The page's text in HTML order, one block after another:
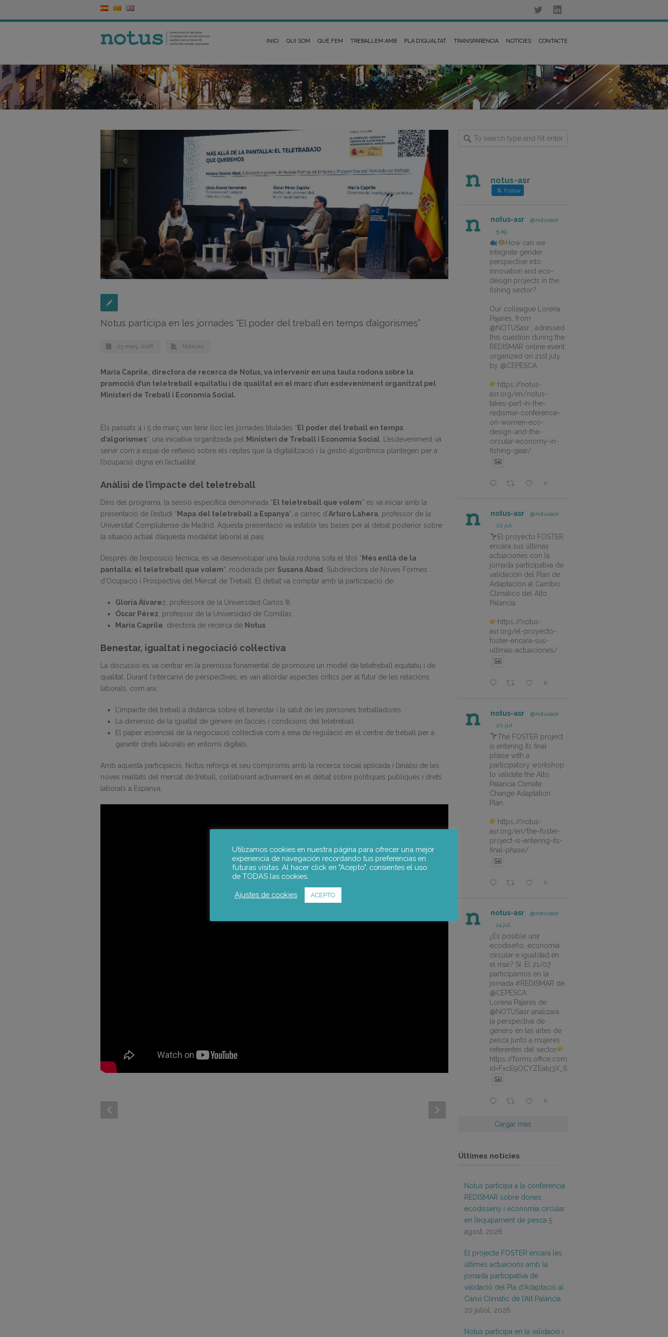
INICI QUI SOM QUÈ FEM TREBALLEM AMB PLA D’IGUALTAT TRANSPARÈNCIA NOTÍCIES CONTACTE
Notus participa en les jornades “El poder del treball en temps d’algorismes”
25 març, 2026 Noticies
Maria Caprile, directora de recerca de Notus, va intervenir en una taula rodona sobre la
promoció d’un teletreball equitatiu i de qualitat en el marc d’un esdeveniment organitzat pel
Ministeri de Treball i Economia Social.
Els passats 4 i 5 de març van tenir lloc les jornades titulades “ El poder del treball en temps
d’algorismes”, una iniciativa organitzada pel Ministeri de Treball i Economia Social . L’esdeveniment va
servir com a espai de reflexió sobre els reptes que la digitalització i la gestió algorítmica plantegen per a
l’ocupació digna en l’actualitat.
Anàlisi de l’impacte del teletreball
Dins del programa, la sessió específica denominada “ El teletreball que volem” es va iniciar amb la
presentació de l’estudi “ Mapa del teletreball a Espanya“, a càrrec d’Arturo Lahera , professor de la
Universitat Complutense de Madrid. Aquesta presentació va establir les bases per al debat posterior sobre
la situació actual d’aquesta modalitat laboral al país.
Després de l’exposició tècnica, es va desenvolupar una taula rodona sota el títol “ Més enllà de la
pantalla: el teletreball que volem”, moderada per Susana Abad
, Subdirectora de Noves Formes
d’Ocupació i Prospectiva del Mercat de Treball. El debat va comptar amb la participació de:
Gloria Álvarez, professora de la Universdad Carlos III.
Óscar Pérez , professor de la Universidad de Comillas.
Maria Caprile , directora de recerca de Notus
Benestar, igualtat i negociació col·lectiva
La discussió es va centrar en la premissa fonamental de promoure un model de teletreball equitatiu i de
qualitat. Durant l’intercanvi de perspectives, es van abordar aspectes crítics per al futur de les relacions
laborals, com ara:
L’impacte del treball a distància sobre el benestar i la salut de les persones treballadores.
La dimensió de la igualtat de gènere en l’accés i condicions del teletreball.
El paper essencial de la negociació col·lectiva com a eina de regulació en el centre de treball per a
garantir drets laborals en entorns digitals.
Amb aquesta participació, Notus reforça el seu compromís amb la recerca social aplicada i l’anàlisi de les
noves realitats del mercat de treball, col·laborant activament en el debat sobre polítiques públiques i drets
laborals a Espanya.
notus-asr
Follow
notus-asr
@notusasr
·
5 ag.
How can we
integrate gender
perspective into
innovation and eco-
design projects in the
fishing sector?
Our colleague Lorena
Pajares, from
@NOTUSasr , adressed
this cuestion during the
REDISMAR online event
organized on 21st july
by @CEPESCA
https://notus-
asr.org/en/notus-
takes-part-in-the-
redismar-conference-
on-women-eco-
design-and-the-
circular-economy-in-
fishing-gear/
X
notus-asr
@notusasr
·
22 jul.
El proyecto FOSTER
encara sus últimas
actuaciones con la
jornada participativa de
validación del Plan de
Adaptación al Cambio
Climático del Alto
Palancia.
https://notus-
asr.org/el-proyecto-
foster-encara-sus-
ultimas-actuaciones/
X
notus-asr
@notusasr
·
20 jul.
The FOSTER project
is entering its final
phase with a
participatory workshop
to validate the Alto
Palancia Climate
Change Adaptation
Plan.
https://notus-
asr.org/en/the-foster-
project-is-entering-its-
final-phase/
X
notus-asr
@notusasr
·
14 jul.
¿Es posible unir
ecodiseño, economía
circular e igualdad en
el mar? Sí. El 21/07
participamos en la
jornada #REDISMAR de
@CEPESCA.
Lorena Pajares de
@NOTUSasr analizará
la perspectiva de
género en las artes de
pesca junto a mujeres
referentes del sector
https://forms.office.com/pages/responsepage.aspx?
X
Cargar más
Últimes notícies
Notus participa a la conferència
REDISMAR sobre dones,
ecodisseny i economia circular
en l’equipament de pesca 5
agost, 2026
El projecte FOSTER encara les
últimes actuacions amb la
jornada participativa de
validació del Pla d’Adaptació al
Canvi Climàtic de l’Alt Palància
20 juliol, 2026
Notus participa en la validació i
Utilizamos cookies en nuestra página para ofrecer una mejor
experiencia de navegación recordando tus preferencias en
futuras visitas. Al hacer click en "Acepto", consientes el uso
de TODAS las cookies.
Ajustes de cookies ACEPTO